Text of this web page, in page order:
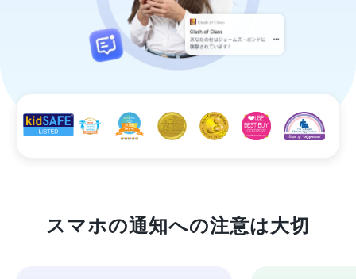
スマホの通知への注意は大切